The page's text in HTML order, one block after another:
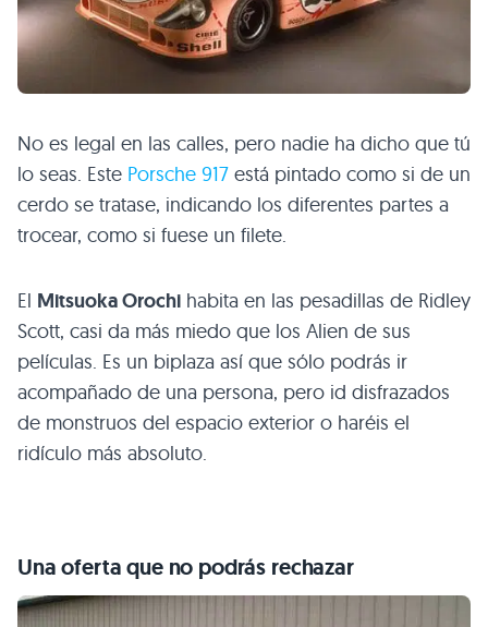
No es legal en las calles, pero nadie ha dicho que tú
lo seas. Este Porsche 917 está pintado como si de un
cerdo se tratase, indicando los diferentes partes a
trocear, como si fuese un filete.
El Mitsuoka Orochi habita en las pesadillas de Ridley
Scott, casi da más miedo que los Alien de sus
películas. Es un biplaza así que sólo podrás ir
acompañado de una persona, pero id disfrazados
de monstruos del espacio exterior o haréis el
ridículo más absoluto.
Una oferta que no podrás rechazar